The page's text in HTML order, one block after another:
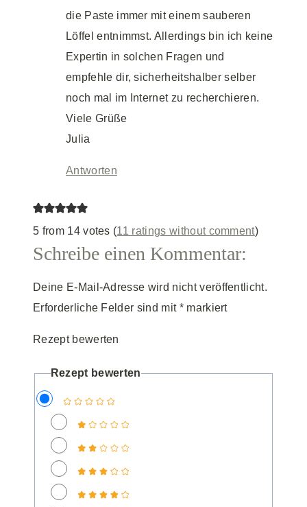
die Paste immer mit einem sauberen
Löffel entnimmst. Allerdings bin ich keine
Expertin in solchen Fragen und
empfehle dir, sicherheitshalber selber
noch mal im Internet zu recherchieren.
Viele Grüße
Julia
Antworten
5 from 14 votes (11 ratings without comment)
Schreibe einen Kommentar:
Deine E-Mail-Adresse wird nicht veröffentlicht.
Erforderliche Felder sind mit *markiert
Rezept bewerten
Rezept bewerten